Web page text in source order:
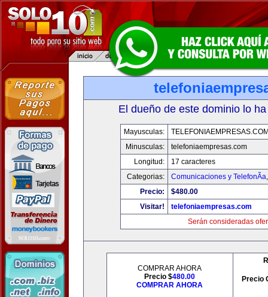
El dueño de este dominio lo
Mayusculas:
Minusculas:
telefoniaempresas.com
Longitud:
17 caracteres
Categorias:
Comunicaciones y TelefonÃ­a
Precio:
$480.00
Visitar!
telefoniaempresas.com
Serán consideradas
COMPRAR AHORA
Precio $480.00
COMPRAR AHORA
Precio